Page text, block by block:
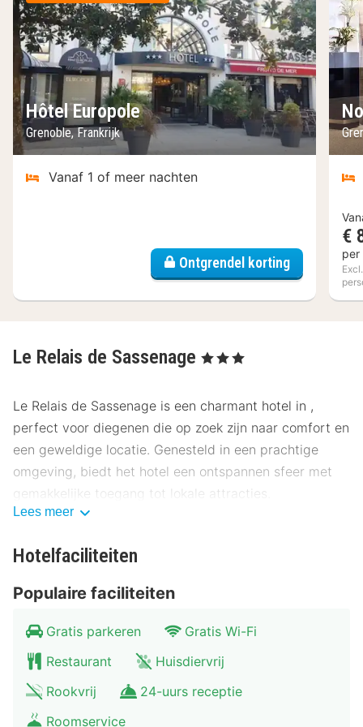
Hôtel Europole
Grenoble, Frankrijk
Vanaf 1 of meer nachten
Ontgrendel korting
€
per
Le Relais de Sassenage , 3 Sterren
Le Relais de Sassenage is een charmant hotel in ,
perfect voor diegenen die op zoek zijn naar comfort en
een geweldige locatie. Genesteld in een prachtige
omgeving, biedt het hotel een ontspannen sfeer met
gemakkelijke toegang tot lokale attracties.
Het hotel ligt op slechts een paar kilometer van het
hebben tot de levendige cultuur en geschiedenis van
de omgeving. Bezoek het nabijgelegen museum op
slechts 200 meter afstand, of maak een wandeling
naar het centrale plein op 500 meter. Andere
bezienswaardigheden zijn de prachtige botanische
tuinen (700 meter), het historische kasteel (1
Lees meer
Hotelfaciliteiten
Populaire faciliteiten
Gratis parkeren
Gratis Wi-Fi
Restaurant
Huisdiervrij
Rookvrij
24-uurs receptie
Roomservice